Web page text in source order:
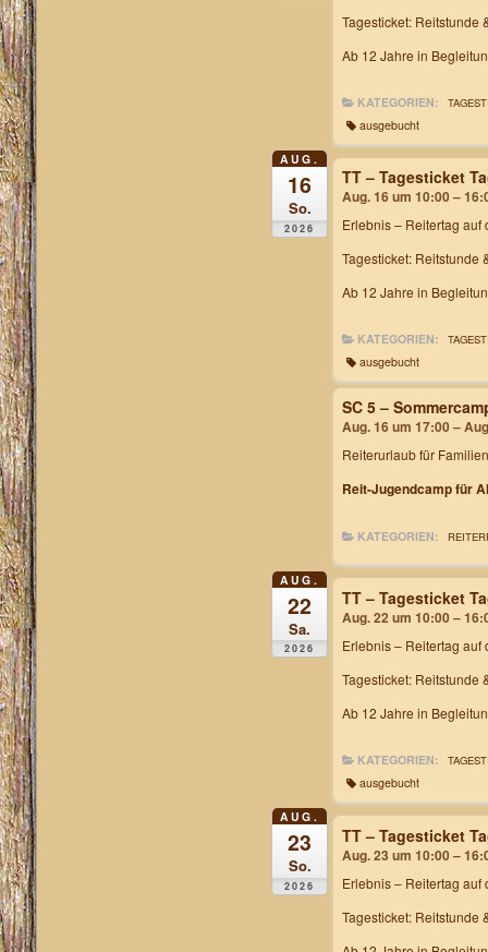
Tagesticket: Reitstunde
Ab 12 Jahre in
KATEGORIEN:
ausgebucht
AUG.
16
So.
2026
TT – Tagesticket
Aug. 16 um 10:00 –
Erlebnis – Reitertag auf
Tagesticket: Reitstunde
Ab 12 Jahre in
KATEGORIEN:
ausgebucht
SC 5 –
Aug. 16 um 17:00 –
Reiterurlaub für Familien
Reit-Jugendcamp für
KATEGORIEN:
AUG.
22
Sa.
2026
TT – Tagesticket
Aug. 22 um 10:00 –
Erlebnis – Reitertag auf
Tagesticket: Reitstunde
Ab 12 Jahre in
KATEGORIEN:
ausgebucht
AUG.
23
So.
2026
TT – Tagesticket
Aug. 23 um 10:00 –
Erlebnis – Reitertag auf
Tagesticket: Reitstunde